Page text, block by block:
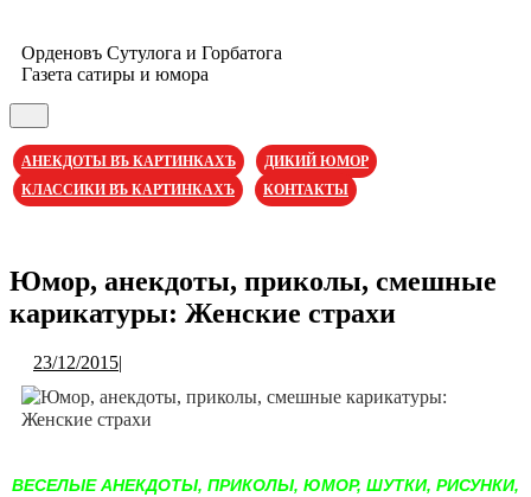
Орденовъ Сутулога и Горбатога
Газета сатиры и юмора
Открыть
АНЕКДОТЫ ВЪ КАРТИНКАХЪ
ДИКИЙ ЮМОР
КЛАССИКИ ВЪ КАРТИНКАХЪ
КОНТАКТЫ
Юмор, анекдоты, приколы, смешные
карикатуры: Женские страхи
23/12/201523/12/2015
|
ВЕСЕЛЫЕ АНЕКДОТЫ, ПРИКОЛЫ, ЮМОР, ШУТКИ, РИСУНКИ,